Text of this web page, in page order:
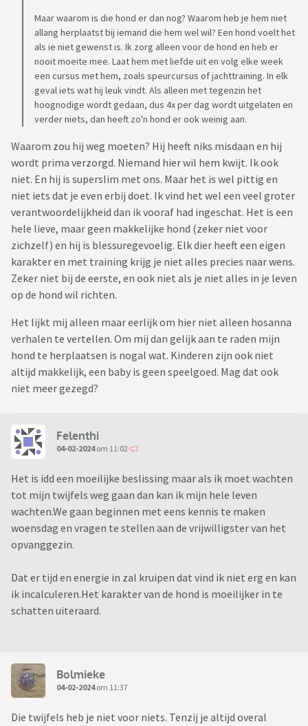
Maar waarom is die hond er dan nog? Waarom heb je hem niet
allang herplaatst bij iemand die hem wel wil? Een hond voelt het
als ie niet gewenst is. Ik zorg alleen voor de hond en heb er
nooit moeite mee. Laat hem met liefde uit en volg elke week
een cursus met hem, zoals speurcursus of jachttraining. In elk
geval iets wat hij leuk vindt. Als alleen met tegenzin het
hoognodige wordt gedaan, dus 4x per dag wordt uitgelaten en
verder niets, dan heeft zo'n hond er ook weinig aan.
Waarom zou hij weg moeten? Hij heeft niks misdaan en hij
wordt prima verzorgd. Niemand hier wil hem kwijt. Ik ook
niet. En hij is superslim met ons. Maar het is wel pittig en
niet iets dat je even erbij doet. Ik vind het wel een veel groter
verantwoordelijkheid dan ik vooraf had ingeschat. Het is een
hele lieve, maar geen makkelijke hond (zeker niet voor
zichzelf) en hij is blessuregevoelig. Elk dier heeft een eigen
karakter en met training krijg je niet alles precies naar wens.
Zeker niet bij de eerste, en ook niet als je niet alles in je leven
op de hond wil richten.
Het lijkt mij alleen maar eerlijk om hier niet alleen hosanna
verhalen te vertellen. Om mij dan gelijk aan te raden mijn
hond te herplaatsen is nogal wat. Kinderen zijn ook niet
altijd makkelijk, een baby is geen speelgoed. Mag dat ook
niet meer gezegd?
Felenthi
04-02-2024om 11:02
Het is idd een moeilijke beslissing maar als ik moet wachten
tot mijn twijfels weg gaan dan kan ik mijn hele leven
wachten.We gaan beginnen met eens kennis te maken
woensdag en vragen te stellen aan de vrijwilligster van het
opvanggezin.
Dat er tijd en energie in zal kruipen dat vind ik niet erg en kan
ik incalculeren.Het karakter van de hond is moeilijker in te
schatten uiteraard.
Bolmieke
04-02-2024om 11:37
Die twijfels heb je niet voor niets. Tenzij je altijd overal